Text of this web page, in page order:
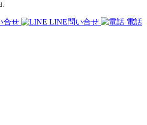
合せ LINE問い合せ
電話